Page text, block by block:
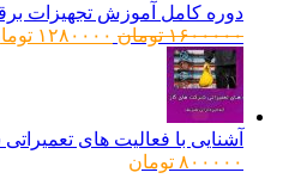
دوره کامل آموزش تجهیزات برقی
۱۶۰۰۰۰۰ تومانقیمت
۱۲۸۰۰۰۰ تومان
آشنایی با فعالیت های تعمیراتی
۸۰۰۰۰۰ تومان